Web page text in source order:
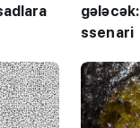
ssenari